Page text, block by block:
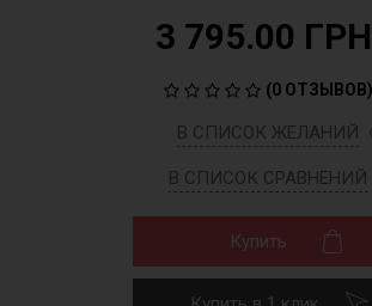
3 795.00
(0 ОТЗЫВОВ)
В СПИСОК ЖЕЛАНИЙ
В СПИСОК СРАВНЕНИЙ
Купить